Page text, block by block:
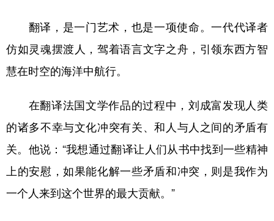
翻译，是一门艺术，也是一项使命。一代代译者
仿如灵魂摆渡人，驾着语言文字之舟，引领东西方智
慧在时空的海洋中航行。
在翻译法国文学作品的过程中，刘成富发现人类
的诸多不幸与文化冲突有关、和人与人之间的矛盾有
关。他说：“我想通过翻译让人们从书中找到一些精神
上的安慰，如果能化解一些矛盾和冲突，则是我作为
一个人来到这个世界的最大贡献。”